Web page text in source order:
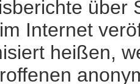
über
Internet
heißen,